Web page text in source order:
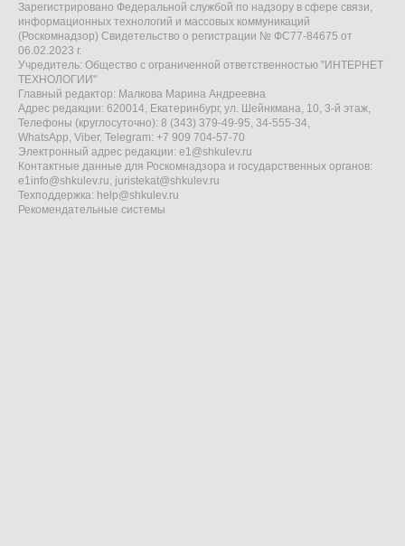
Зарегистрировано Федеральной службой по надзору в сфере связи,
информационных технологий и массовых коммуникаций
(Роскомнадзор) Свидетельство о регистрации № ФС77-84675 от
06.02.2023 г.
Учредитель: Общество с ограниченной ответственностью "ИНТЕРНЕТ
ТЕХНОЛОГИИ"
Главный редактор: Малкова Марина Андреевна
Адрес редакции: 620014, Екатеринбург, ул. Шейнкмана, 10, 3-й этаж,
Телефоны (круглосуточно): 8 (343) 379-49-95, 34-555-34,
WhatsApp, Viber, Telegram: +7 909 704-57-70
Электронный адрес редакции: e1@shkulev.ru
Контактные данные для Роскомнадзора и государственных органов:
e1info@shkulev.ru, juristekat@shkulev.ru
Техподдержка: help@shkulev.ru
Рекомендательные системы